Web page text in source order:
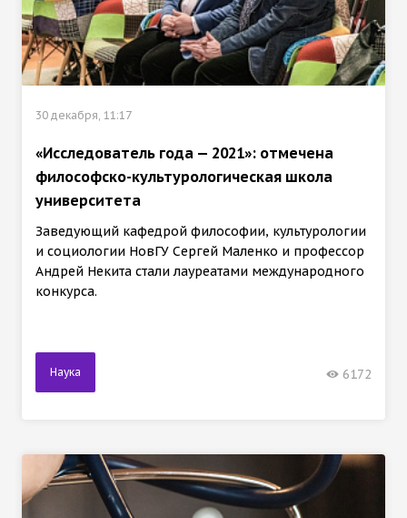
30 декабря, 11:17
«Исследователь года — 2021»: отмечена
философско-культурологическая школа
университета
Заведующий кафедрой философии, культурологии
и социологии НовГУ Сергей Маленко и профессор
Андрей Некита стали лауреатами международного
конкурса.
Наука 6172